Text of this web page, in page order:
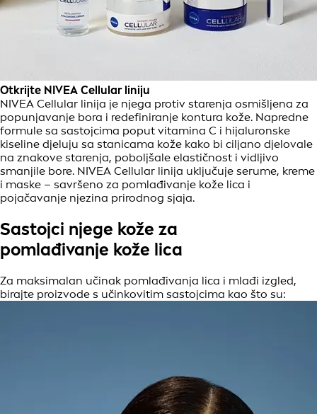
Otkrijte NIVEA Cellular liniju
NIVEA Cellular linija je njega protiv starenja osmišljena za
popunjavanje bora i redefiniranje kontura kože. Napredne
formule sa sastojcima poput vitamina C i hijaluronske
kiseline djeluju sa stanicama kože kako bi ciljano djelovale
na znakove starenja, poboljšale elastičnost i vidljivo
smanjile bore. NIVEA Cellular linija uključuje serume, kreme
i maske – savršeno za pomlađivanje kože lica i
pojačavanje njezina prirodnog sjaja.
Sastojci njege kože za
pomlađivanje kože lica
Za maksimalan učinak pomlađivanja lica i mlađi izgled,
birajte proizvode s učinkovitim sastojcima kao što su: